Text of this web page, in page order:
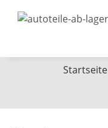
Startseite